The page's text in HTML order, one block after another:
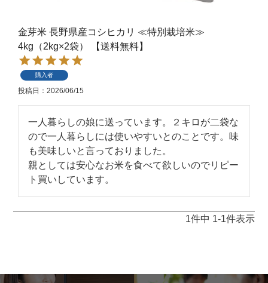
金芽米 長野県産コシヒカリ ≪特別栽培米≫
4kg（2kg×2袋） 【送料無料】
購入者
投稿日 2026/06/15
一人暮らしの娘に送っています。２キロが二袋な
ので一人暮らしには使いやすいとのことです。味
も美味しいと言っておりました。
親としては安心なお米を食べて欲しいのでリピー
ト買いしています。
1件中 1-1件表示